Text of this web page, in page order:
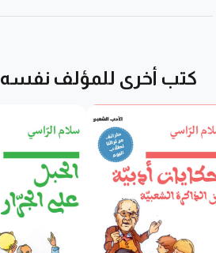
كتب أخرى للمؤلف نفسه